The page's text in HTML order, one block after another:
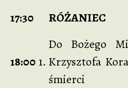
17:30
RÓŻANIEC
18:00 1.
Do Bożego
Krzysztofa
śmierci